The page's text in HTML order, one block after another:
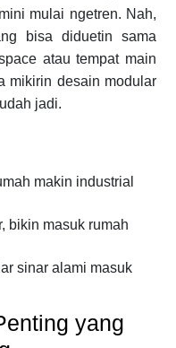
mulai ngetren. Nah,
bisa diduetin sama
atau tempat main
mikirin desain modular
jadi.
makin industrial
bikin masuk rumah
sinar alami masuk
yang